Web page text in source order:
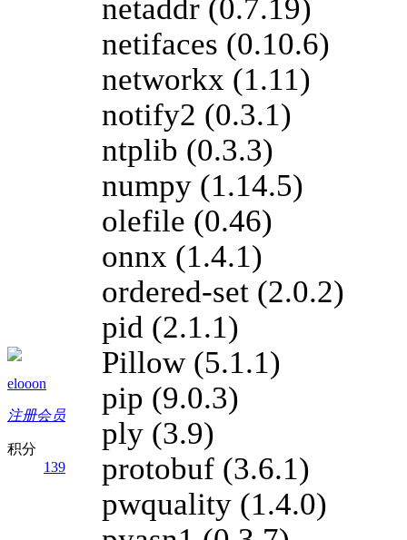
elooon
注册会员
积分
139
netaddr (0.7.19)
netifaces (0.10.6)
networkx (1.11)
notify2 (0.3.1)
ntplib (0.3.3)
numpy (1.14.5)
olefile (0.46)
onnx (1.4.1)
ordered-set (2.0.2)
pid (2.1.1)
Pillow (5.1.1)
pip (9.0.3)
ply (3.9)
protobuf (3.6.1)
pwquality (1.4.0)